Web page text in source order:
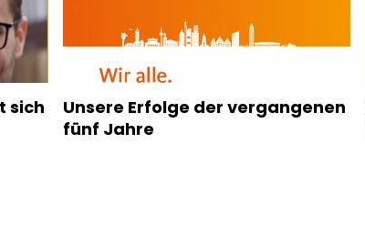
sich
Unsere Erfolge der vergangenen
fünf Jahre